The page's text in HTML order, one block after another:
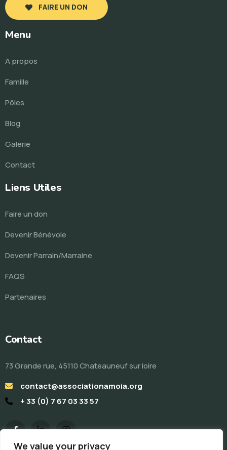
We value your privacy
FAIRE UN DON
Menu
A propos
Famille
Pôles
Blog
Galerie
Contact
Liens Utiles
Faire un don
Devenir Bénévole
Devenir Parrain/Marraine
FAQS
Partenaires
Contact
73 Grande rue, 45110 Chateauneuf sur loire
contact@associationamoia.org
+ 33 (0) 7 67 03 33 57